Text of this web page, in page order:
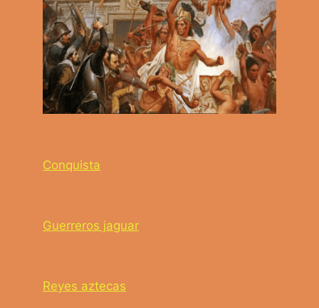
Conquista
Guerreros jaguar
Reyes aztecas